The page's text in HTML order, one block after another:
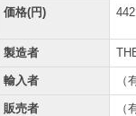
価格(円)
製造者
輸入者 （
販売者 （